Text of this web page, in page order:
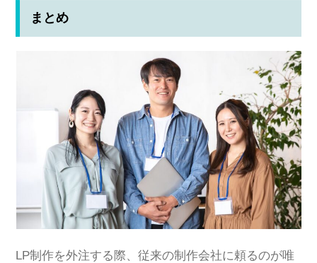
まとめ
LP制作を外注する際、従来の制作会社に頼るのが唯